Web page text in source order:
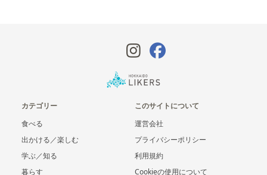
カテゴリー
食べる
出かける／楽しむ
学ぶ／知る
暮らす
このサイトについて
運営会社
プライバシーポリシー
利用規約
Cookieの使用について